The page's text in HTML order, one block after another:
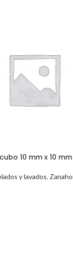
10 mm x 10 mm
y lavados,
CARRITO